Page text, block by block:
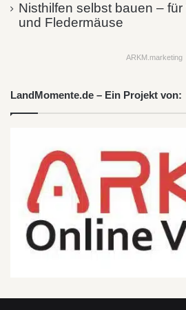
Nisthilfen selbst bauen – für
und Fledermäuse
ARKM.marketing
LandMomente.de – Ein Projekt von: